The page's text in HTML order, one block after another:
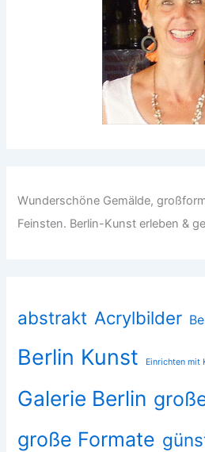
Wunderschöne Gemälde,
Feinsten. Berlin-Kunst erleben &
abstrakt Acrylbilder
Berlin Kunst Einrichten mit
Galerie Berlin
große Formate